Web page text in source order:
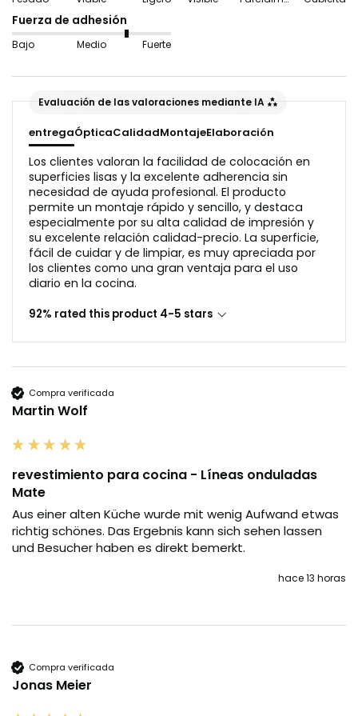
obtener resultados óptimos. Las baldosas onduladas o
las virutas de madera no son adecuadas en este caso,
aspecto del vidrio.
Antes de la aplicación, la superficie debe estar libre de
polvo y grasa.
Fuerza de adhesión
Bajo Medio Fuerte
Evaluación de las valoraciones mediante IA
entregaÓpticaCalidadMontajeElaboración
Los clientes valoran la facilidad de colocación en
superficies lisas y la excelente adherencia sin
necesidad de ayuda profesional. El producto
permite un montaje rápido y sencillo, y destaca
especialmente por su alta calidad de impresión y
su excelente relación calidad-precio. La superficie,
fácil de cuidar y de limpiar, es muy apreciada por
los clientes como una gran ventaja para el uso
diario en la cocina.
92% rated this product 4-5 stars
Compra verificada
Martin Wolf
revestimiento para cocina - Líneas onduladas
Mate
Aus einer alten Küche wurde mit wenig Aufwand etwas
richtig schönes. Das Ergebnis kann sich sehen lassen
und Besucher haben es direkt bemerkt.
hace 13 horas
Compra verificada
Jonas Meier